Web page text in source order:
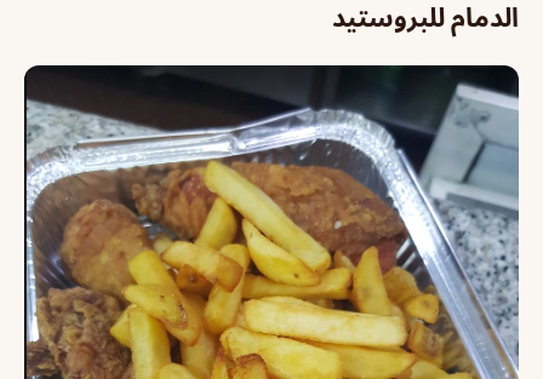
الدمام للبروستيد